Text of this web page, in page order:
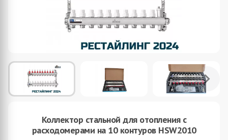
Коллектор стальной для отопления c
расходомерами на 10 контуров HSW2010